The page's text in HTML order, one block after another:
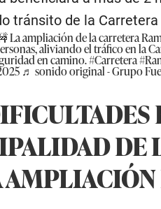
tránsito de la Carretera
La ampliación de la carretera
aliviando el tráfico en la
en camino.#Carretera
♬ sonido original - Grupo
DE